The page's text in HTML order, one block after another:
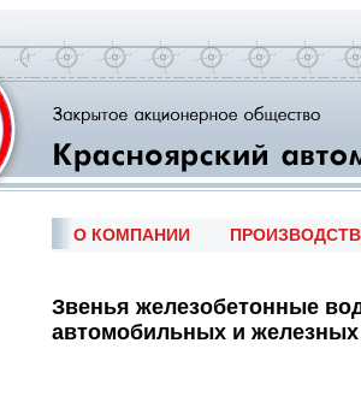
О КОМПАНИИ
Звенья железобетонные
автомобильных и